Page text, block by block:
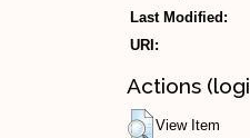
Last Modified:
URI:
Actions
View Item